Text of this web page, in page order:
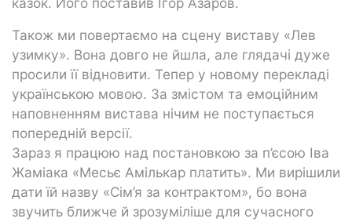
Також ми повертаємо на сцену виставу «Лев
узимку». Вона довго не йшла, але глядачі дуже
просили її відновити. Тепер у новому перекладі
українською мовою. За змістом та емоційним
наповненням вистава нічим не поступається
попередній версії.
Зараз я працюю над постановкою за п’єсою Іва
Жаміака «Месьє Амількар платить». Ми вирішили
дати їй назву «Сім’я за контрактом», бо вона
звучить ближче й зрозуміліше для сучасного